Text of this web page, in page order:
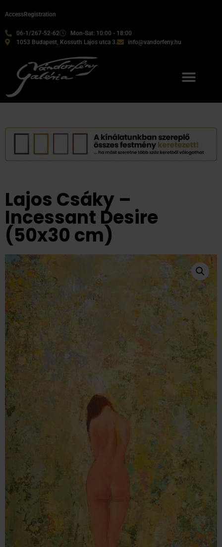
06-1/267-52-62
Mon-Sat: 10:00 - 18:00
1053 Budapest, Kossuth Lajos utca 3.
info@vandorfeny.hu
AccessRegistration
Lajos Csáky –
Incessant Desire
(50x30 cm)